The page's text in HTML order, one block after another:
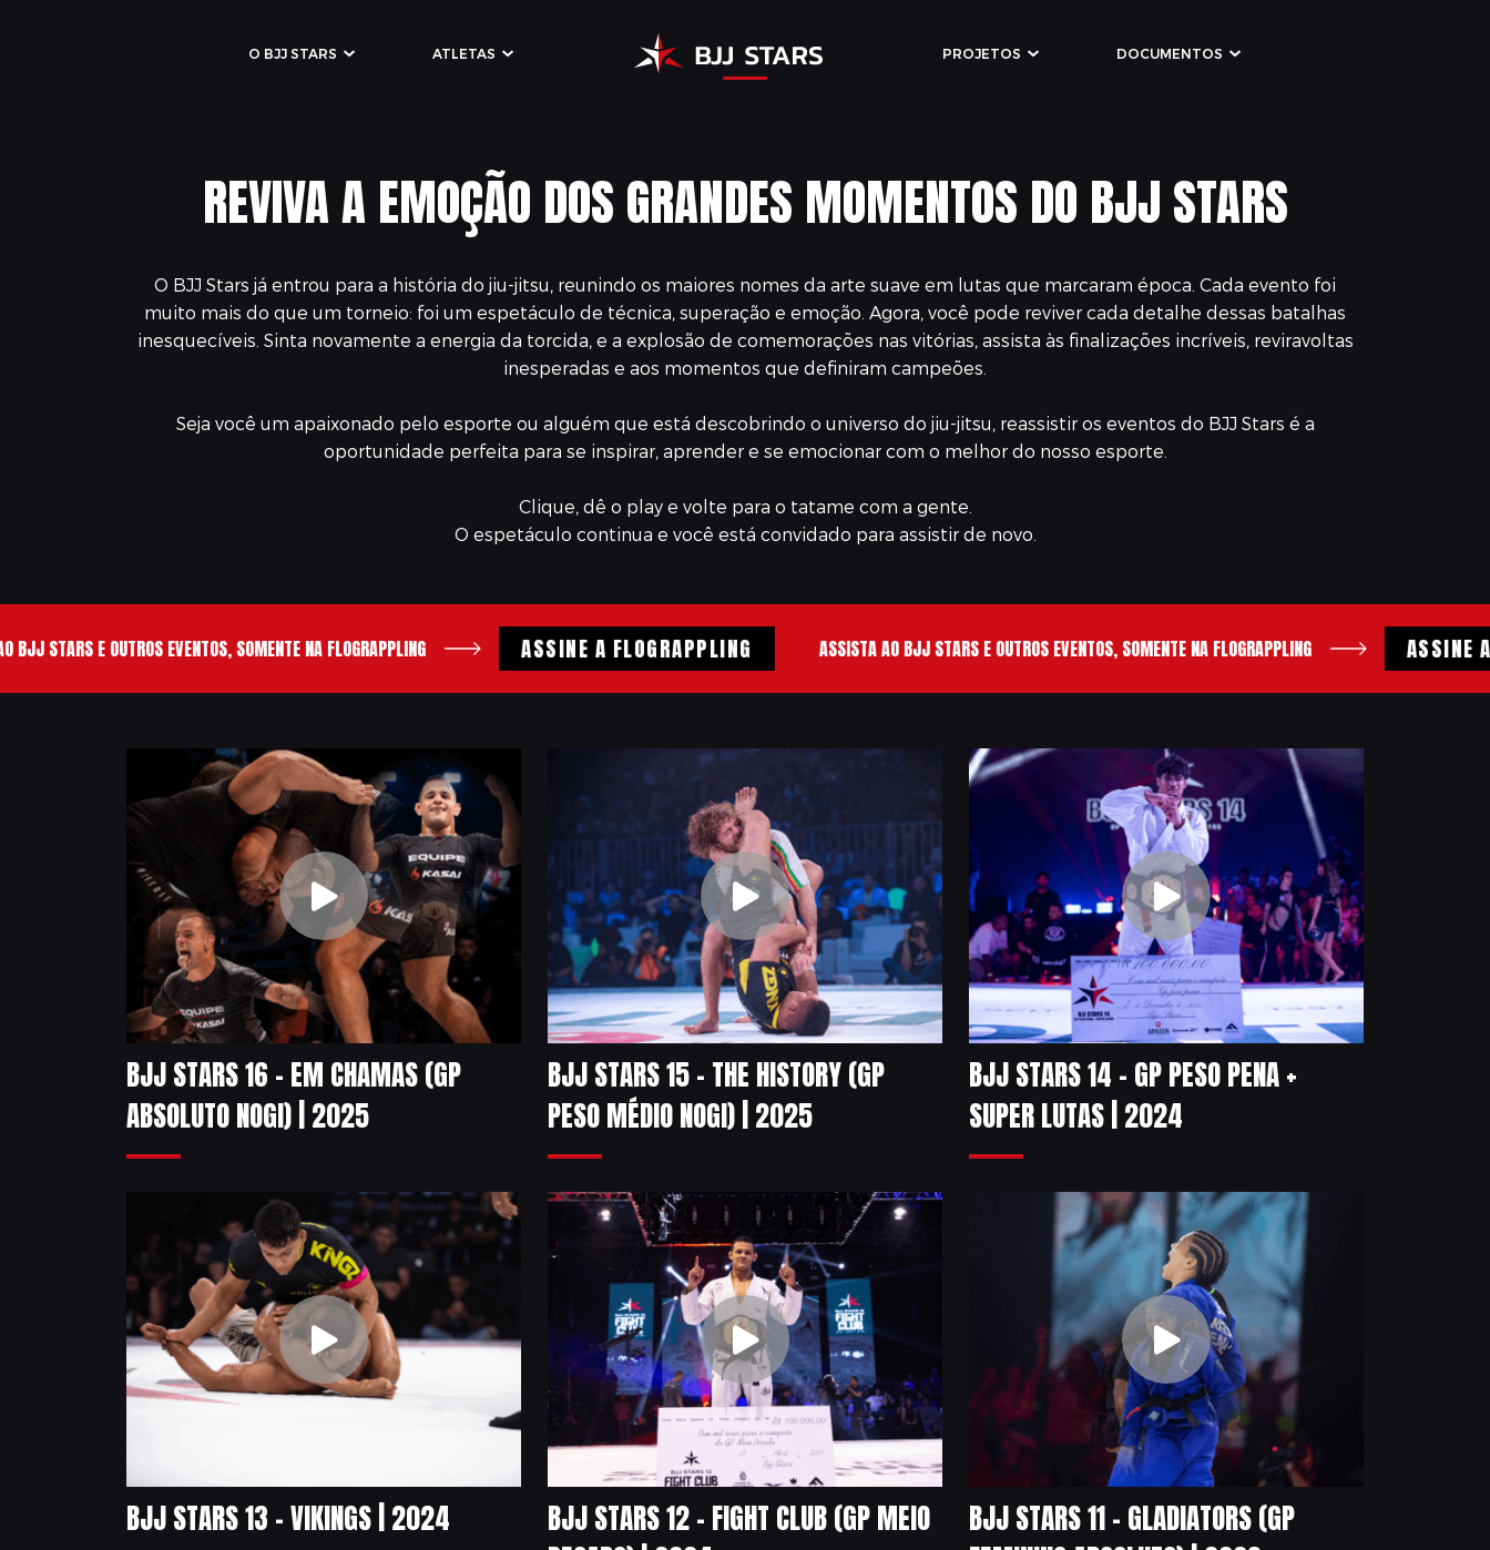
O BJJ STARS ATLETAS PROJETOS DOCUMENTOS
REVIVA A EMOÇÃO DOS GRANDES MOMENTOS DO BJJ STARS
O BJJ Stars já entrou para a história do jiu-jitsu, reunindo os maiores nomes da arte suave em lutas que marcaram época. Cada evento foi
muito mais do que um torneio: foi um espetáculo de técnica, superação e emoção. Agora, você pode reviver cada detalhe dessas batalhas
inesquecíveis. Sinta novamente a energia da torcida, e a explosão de comemorações nas vitórias, assista às finalizações incríveis, reviravoltas
inesperadas e aos momentos que definiram campeões.
Seja você um apaixonado pelo esporte ou alguém que está descobrindo o universo do jiu-jitsu, reassistir os eventos do BJJ Stars é a
oportunidade perfeita para se inspirar, aprender e se emocionar com o melhor do nosso esporte.
Clique, dê o play e volte para o tatame com a gente.
O espetáculo continua e você está convidado para assistir de novo.
E OUTROS EVENTOS, SOMENTE NA FLOGRAPPLING ASSINE A FLOGRAPPLING ASSISTA AO BJJ STARS E OUTROS EVENTOS, SOMENTE NA FLOGRAPPLING ASSINE A
BJJ STARS 16 – EM CHAMAS (GP
ABSOLUTO NOGI) | 2025
BJJ STARS 15 – THE HISTORY (GP
PESO MÉDIO NOGI) | 2025
BJJ STARS 14 – GP PESO PENA +
SUPER LUTAS | 2024
BJJ STARS 13 – VIKINGS | 2024
BJJ STARS 12 – FIGHT CLUB (GP MEIO
BJJ STARS 11 – GLADIATORS (GP